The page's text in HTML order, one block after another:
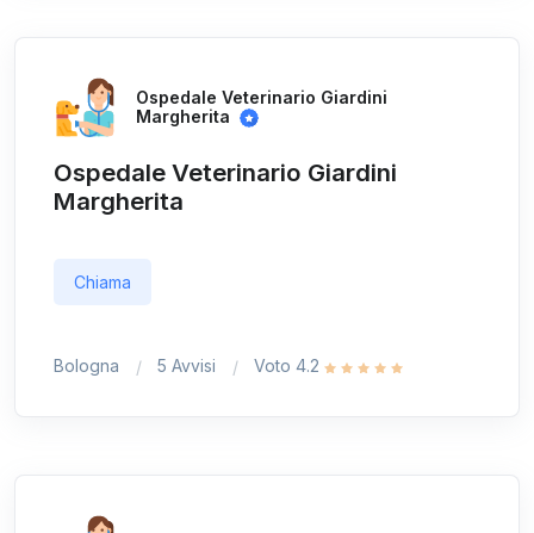
Ospedale Veterinario Giardini
Margherita
Ospedale Veterinario Giardini
Margherita
Chiama
Bologna 5 Avvisi Voto 4.2